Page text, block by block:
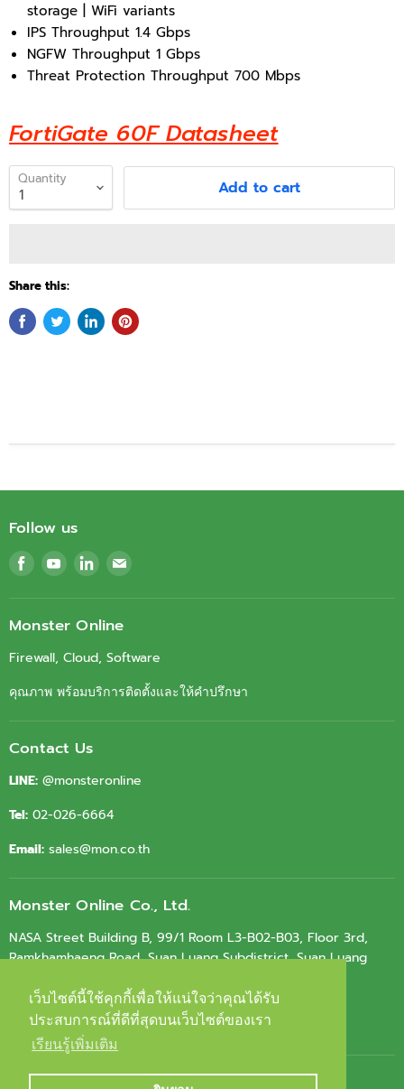
เว็บไซต์นี้ใช้คุกกี้เพื่อให้แน่ใจว่าคุณได้รับ
ประสบการณ์ที่ดีที่สุดบนเว็บไซต์ของเรา
เรียนรู้เพิ่มเติม
เว็บไซต์นี้ใช้คุกกี้เพื่อให้แน่ใจว่าคุณได้รับ
ประสบการณ์ที่ดีที่สุดบนเว็บไซต์ของเรา
เรียนรู้เพิ่มเติม
storage | WiFi variants
IPS Throughput 1.4 Gbps
NGFW Throughput 1 Gbps
Threat Protection Throughput 700 Mbps
FortiGate 60F Datasheet
Quantity Add to cart
Share this:
Follow us
Find
us
on
Facebook
Find
us
on
Youtube
Find
us
on
LinkedIn
Find
on
Monster Online
Firewall, Cloud, Software
คุณภาพ พร้อมบริการติดตั้งและให้คำปรึกษา
Contact Us
LINE: @monsteronline
Tel: 02-026-6664
Email: sales@mon.co.th
Monster Online Co., Ltd.
NASA Street Building B, 99/1 Room L3-B02-B03, Floor 3rd,
Ramkhamhaeng Road, Suan Luang Subdistrict, Suan Luang
Tax ID.
0105564010603